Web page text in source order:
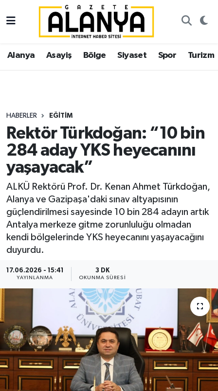
Alanya Asayiş Bölge Siyaset Spor Turizm
HABERLER EĞITIM
Rektör Türkdoğan: “10 bin
284 aday YKS heyecanını
yaşayacak”
ALKÜ Rektörü Prof. Dr. Kenan Ahmet Türkdoğan,
Alanya ve Gazipaşa'daki sınav altyapısının
güçlendirilmesi sayesinde 10 bin 284 adayın artık
Antalya merkeze gitme zorunluluğu olmadan
kendi bölgelerinde YKS heyecanını yaşayacağını
duyurdu.
17.06.2026 - 15:41
YAYINLANMA
3 DK
OKUNMA SÜRESI
Alanya
Asayiş
Siyaset
Spor
Ekonomi
Gazipaşa
İstanbul Nöbetçi Eczaneler
İstanbul Hava Durumu
Süper Lig Puan Durumu ve Fikstür
Tüm Manşetler
Son Dakika Haberleri
Haber Arşivi